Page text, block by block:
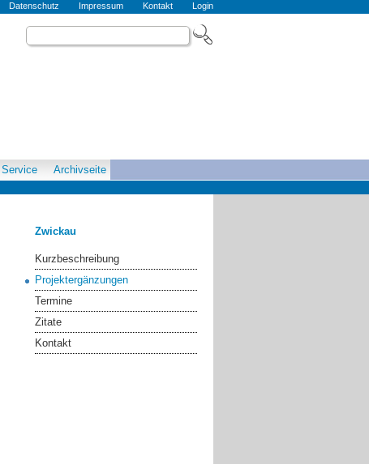
Datenschutz Impressum Kontakt Login
Service Archivseite
Zwickau
Kurzbeschreibung
Projektergänzungen
Termine
Zitate
Kontakt